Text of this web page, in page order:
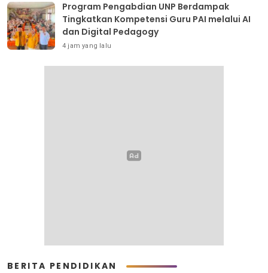
Program Pengabdian UNP Berdampak
Tingkatkan Kompetensi Guru PAI melalui AI
dan Digital Pedagogy
4 jam yang lalu
BERITA PENDIDIKAN